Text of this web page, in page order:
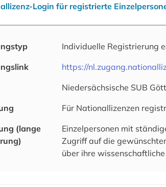
Login für registrierte
Individuelle Registrierung
https://
Niedersächsische SUB
Für Nationallizenzen
(lange
Einzelpersonen mit
Zugriff auf die
über ihre